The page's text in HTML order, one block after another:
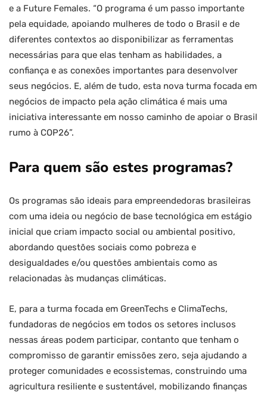
e a Future Females. “O programa é um passo importante
pela equidade, apoiando mulheres de todo o Brasil e de
diferentes contextos ao disponibilizar as ferramentas
necessárias para que elas tenham as habilidades, a
confiança e as conexões importantes para desenvolver
seus negócios. E, além de tudo, esta nova turma focada em
negócios de impacto pela ação climática é mais uma
iniciativa interessante em nosso caminho de apoiar o Brasil
rumo à COP26”.
Para quem são estes programas?
Os programas são ideais para empreendedoras brasileiras
com uma ideia ou negócio de base tecnológica em estágio
inicial que criam impacto social ou ambiental positivo,
abordando questões sociais como pobreza e
desigualdades e/ou questões ambientais como as
relacionadas às mudanças climáticas.
E, para a turma focada em GreenTechs e ClimaTechs,
fundadoras de negócios em todos os setores inclusos
nessas áreas podem participar, contanto que tenham o
compromisso de garantir emissões zero, seja ajudando a
proteger comunidades e ecossistemas, construindo uma
agricultura resiliente e sustentável, mobilizando finanças